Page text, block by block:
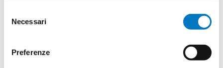
delNecessari
Preferenze
Link testata
page=articolo&articolo_id=517480